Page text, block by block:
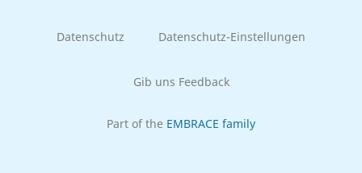
Datenschutz Datenschutz-Einstellungen
Gib uns Feedback
Part of the EMBRACE family